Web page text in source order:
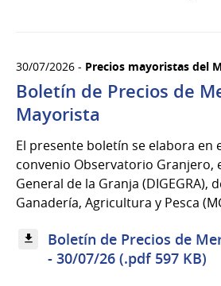
30/07/2026 - Precios mayoristas del
Boletín de Precios de
Mayorista
El presente boletín se elabora en
convenio Observatorio Granjero,
General de la Granja (DIGEGRA),
Ganadería, Agricultura y Pesca
Boletín de Precios de
- 30/07/26 (.pdf 597 KB)